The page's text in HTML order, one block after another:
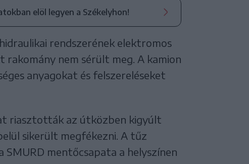
elöl legyen a Székelyhon!
rendszerének elektromos
nem sérült meg. A kamion
anyagokat és felszereléseket
riasztották az útközben kigyúlt
sikerült megfékezni. A tűz
mentőcsapata a helyszínen